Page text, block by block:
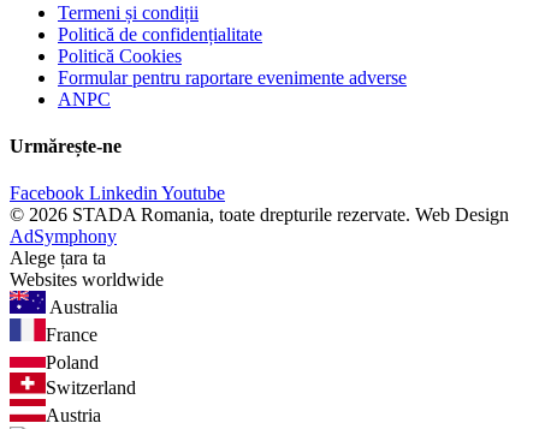
Termeni și condiții
Politică de confidențialitate
Politică Cookies
Formular pentru raportare evenimente adverse
ANPC
Urmărește-ne
Facebook Linkedin Youtube
© 2026 STADA Romania, toate drepturile rezervate. Web Design
AdSymphony
Alege țara ta
Websites worldwide
Australia
France
Poland
Switzerland
Austria